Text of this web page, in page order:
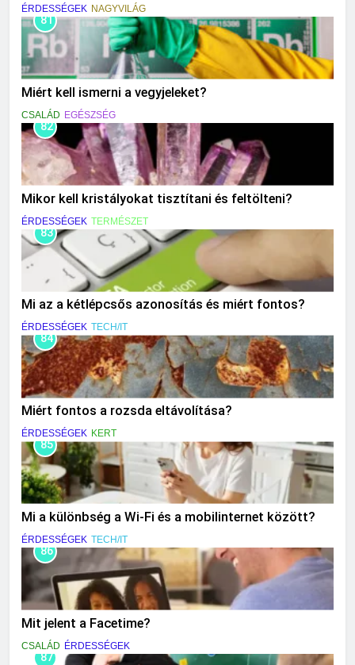
ÉRDESSÉGEK NAGYVILÁG
81
Miért kell ismerni a vegyjeleket?
CSALÁD EGÉSZSÉG
82
Mikor kell kristályokat tisztítani és feltölteni?
ÉRDESSÉGEK TERMÉSZET
83
Mi az a kétlépcsős azonosítás és miért fontos?
ÉRDESSÉGEK TECH/IT
84
Miért fontos a rozsda eltávolítása?
ÉRDESSÉGEK KERT
85
Mi a különbség a Wi-Fi és a mobilinternet között?
ÉRDESSÉGEK TECH/IT
86
Mit jelent a Facetime?
CSALÁD ÉRDESSÉGEK
87